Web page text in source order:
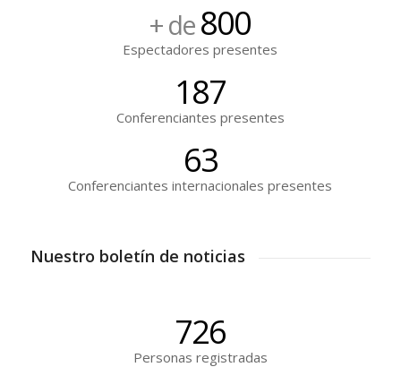
+ de800
Espectadores presentes
187
Conferenciantes presentes
63
Conferenciantes internacionales presentes
Nuestro boletín de noticias
726
Personas registradas